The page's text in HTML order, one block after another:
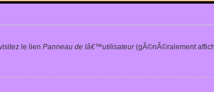
le lien Panneau de lâ€™utilisateur(gÃ©nÃ©ralement